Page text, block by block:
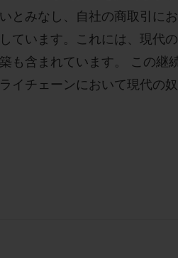
とみなし、自社の商取引に
ています。これには、現代
も含まれています。 この継
イチェーンにおいて現代の